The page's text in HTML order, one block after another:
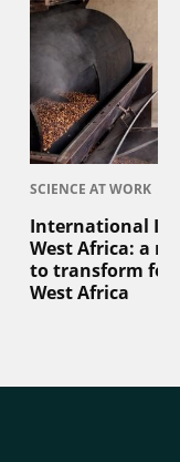
SCIENCE AT WORK
International
West Africa: a
to transform
West Africa